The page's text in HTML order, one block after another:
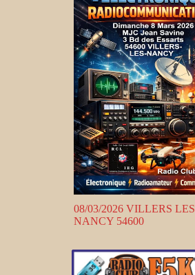
08/03/2026 VILLERS LES
NANCY 54600